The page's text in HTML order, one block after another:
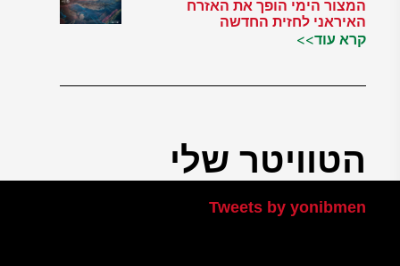
המצור הימי הופך את האזרח
האיראני לחזית החדשה
קרא עוד>>
הטוויטר שלי
Tweets by yonibmen